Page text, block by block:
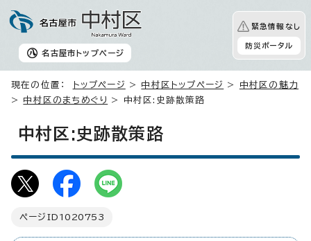
名古屋市 トップページ
緊急情報なし
防災ポータル
現在の位置： トップページ > 中村区トップページ > 中村区の魅力
> 中村区のまちめぐり > 中村区:史跡散策路
中村区:史跡散策路
ページID 1020753